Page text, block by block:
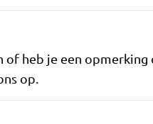
of heb je een
op.